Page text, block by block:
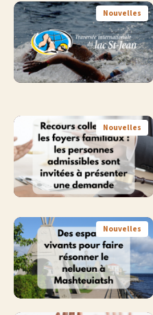
Nouvelles
Nouvelles
Nouvelles